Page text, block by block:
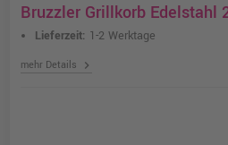
Bruzzler Grillkorb Edelstahl
Lieferzeit: 1-2 Werktage
mehr Details chevron_right